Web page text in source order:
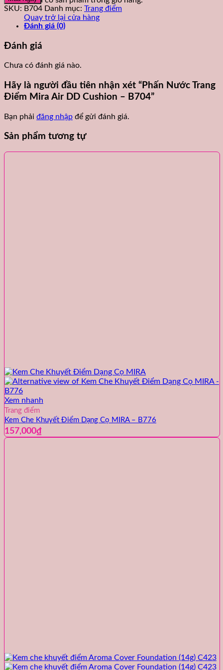
Quay trở lại cửa hàng
Trang
Điểm
Mira
DD
-
số
lượng
SKU: B704 Danh mục: Trang điểm
Đánh giá (0)
Đánh giá
Chưa có đánh giá nào.
Hãy là người đầu tiên nhận xét “Phấn Nước Trang
Điểm Mira Air DD Cushion – B704”
Bạn phải đăng nhập để gửi đánh giá.
Sản phẩm tương tự
Xem nhanh
Trang điểm
Kem Che Khuyết Điểm Dạng Cọ MIRA – B776
157,000₫